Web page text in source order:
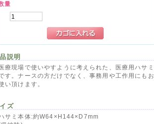
量
説明
療現場で使いやすように考えられた、医療用ハサミ
す。ナースの方だけでなく、事務用や工作用にもお
い頂けます。
ズ
サミ本体:約W64×H144×D7mm